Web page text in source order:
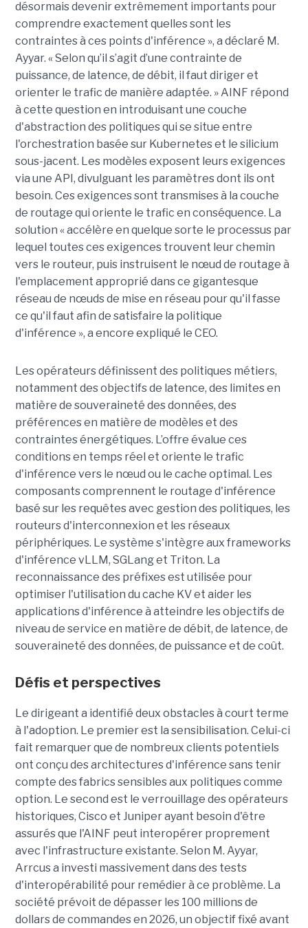
désormais devenir extrêmement importants pour
comprendre exactement quelles sont les
contraintes à ces points d'inférence », a déclaré M.
Ayyar. « Selon qu’il s’agit d’une contrainte de
puissance, de latence, de débit, il faut diriger et
orienter le trafic de manière adaptée. » AINF répond
à cette question en introduisant une couche
d'abstraction des politiques qui se situe entre
l'orchestration basée sur Kubernetes et le silicium
sous-jacent. Les modèles exposent leurs exigences
via une API, divulguant les paramètres dont ils ont
besoin. Ces exigences sont transmises à la couche
de routage qui oriente le trafic en conséquence. La
solution « accélère en quelque sorte le processus par
lequel toutes ces exigences trouvent leur chemin
vers le routeur, puis instruisent le nœud de routage à
l'emplacement approprié dans ce gigantesque
réseau de nœuds de mise en réseau pour qu'il fasse
ce qu'il faut afin de satisfaire la politique
d'inférence », a encore expliqué le CEO.
Les opérateurs définissent des politiques métiers,
notamment des objectifs de latence, des limites en
matière de souveraineté des données, des
préférences en matière de modèles et des
contraintes énergétiques. L’offre évalue ces
conditions en temps réel et oriente le trafic
d'inférence vers le nœud ou le cache optimal. Les
composants comprennent le routage d'inférence
basé sur les requêtes avec gestion des politiques, les
routeurs d'interconnexion et les réseaux
périphériques. Le système s'intègre aux frameworks
d'inférence vLLM, SGLang et Triton. La
reconnaissance des préfixes est utilisée pour
optimiser l'utilisation du cache KV et aider les
applications d'inférence à atteindre les objectifs de
niveau de service en matière de débit, de latence, de
souveraineté des données, de puissance et de coût.
Défis et perspectives
Le dirigeant a identifié deux obstacles à court terme
à l'adoption. Le premier est la sensibilisation. Celui-ci
fait remarquer que de nombreux clients potentiels
ont conçu des architectures d'inférence sans tenir
compte des fabrics sensibles aux politiques comme
option. Le second est le verrouillage des opérateurs
historiques, Cisco et Juniper ayant besoin d'être
assurés que l'AINF peut interopérer proprement
avec l'infrastructure existante. Selon M. Ayyar,
Arrcus a investi massivement dans des tests
d'interopérabilité pour remédier à ce problème. La
société prévoit de dépasser les 100 millions de
dollars de commandes en 2026, un objectif fixé avant